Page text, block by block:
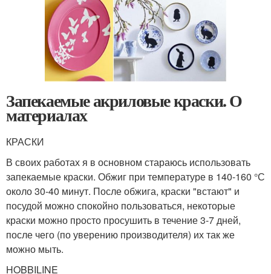
Запекаемые акриловые краски. О
материалах
КРАСКИ
В своих работах я в основном стараюсь использовать
запекаемые краски. Обжиг при температуре в 140-160 °С
около 30-40 минут. После обжига, краски "встают" и
посудой можно спокойно пользоваться, некоторые
краски можно просто просушить в течение 3-7 дней,
после чего (по уверению производителя) их так же
можно мыть.
HOBBILINE